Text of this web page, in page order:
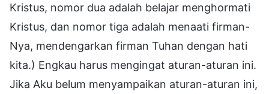
Kristus, nomor dua adalah belajar menghormati
Kristus, dan nomor tiga adalah menaati firman-
Nya, mendengarkan firman Tuhan dengan hati
kita.) Engkau harus mengingat aturan-aturan ini.
Jika Aku belum menyampaikan aturan-aturan ini,